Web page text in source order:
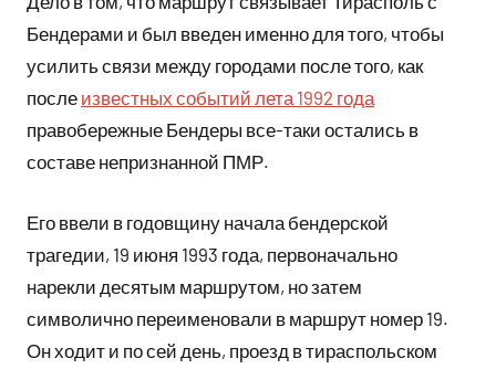
Бендерами и был введен именно для того, чтобы
усилить связи между городами после того, как
после известных событий лета 1992 года
правобережные Бендеры все-таки остались в
составе непризнанной ПМР.
Его ввели в годовщину начала бендерской
трагедии, 19 июня 1993 года, первоначально
нарекли десятым маршрутом, но затем
символично переименовали в маршрут номер 19.
Он ходит и по сей день, проезд в тираспольском